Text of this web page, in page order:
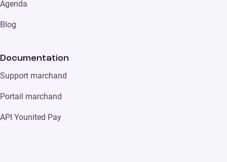
Agenda
Blog
Documentation
Support marchand
Portail marchand
API Younited Pay